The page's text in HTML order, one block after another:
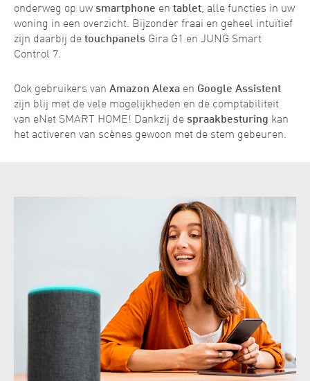
onderweg op uw smartphone en tablet, alle functies in uw
woning in een overzicht. Bijzonder fraai en geheel intuïtief
zijn daarbij de touchpanels Gira G1 en JUNG Smart
Control 7.
Ook gebruikers van Amazon Alexa en Google Assistent
zijn blij met de vele mogelijkheden en de comptabiliteit
van eNet SMART HOME! Dankzij de spraakbesturing kan
het activeren van scènes gewoon met de stem gebeuren.